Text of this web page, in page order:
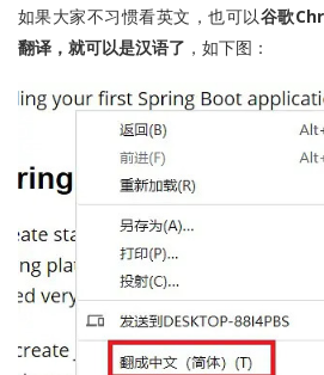
如果大家不习惯看英文，也可以谷歌
翻译，就可以是汉语了 ，如下图：